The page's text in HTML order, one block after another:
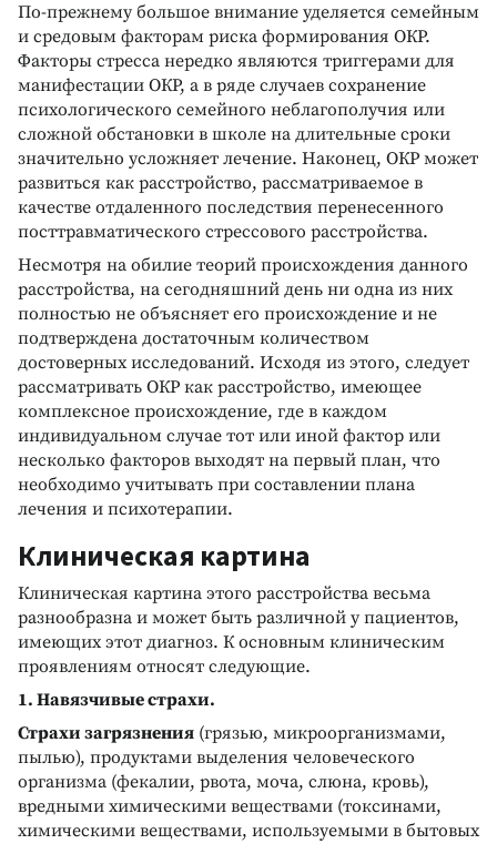
По-прежнему большое внимание уделяется семейным
и средовым факторам риска формирования ОКР.
Факторы стресса нередко являются триггерами для
манифестации ОКР, а в ряде случаев сохранение
психологического семейного неблагополучия или
сложной обстановки в школе на длительные сроки
значительно усложняет лечение. Наконец, ОКР может
развиться как расстройство, рассматриваемое в
качестве отдаленного последствия перенесенного
посттравматического стрессового расстройства.
Несмотря на обилие теорий происхождения данного
расстройства, на сегодняшний день ни одна из них
полностью не объясняет его происхождение и не
подтверждена достаточным количеством
достоверных исследований. Исходя из этого, следует
рассматривать ОКР как расстройство, имеющее
комплексное происхождение, где в каждом
индивидуальном случае тот или иной фактор или
несколько факторов выходят на первый план, что
необходимо учитывать при составлении плана
лечения и психотерапии.
Клиническая картина
Клиническая картина этого расстройства весьма
разнообразна и может быть различной у пациентов,
имеющих этот диагноз. К основным клиническим
проявлениям относят следующие.
1. Навязчивые страхи.
Страхи загрязнения (грязью, микроорганизмами,
пылью), продуктами выделения человеческого
организма (фекалии, рвота, моча, слюна, кровь),
вредными химическими веществами (токсинами,
химическими веществами, используемыми в бытовых